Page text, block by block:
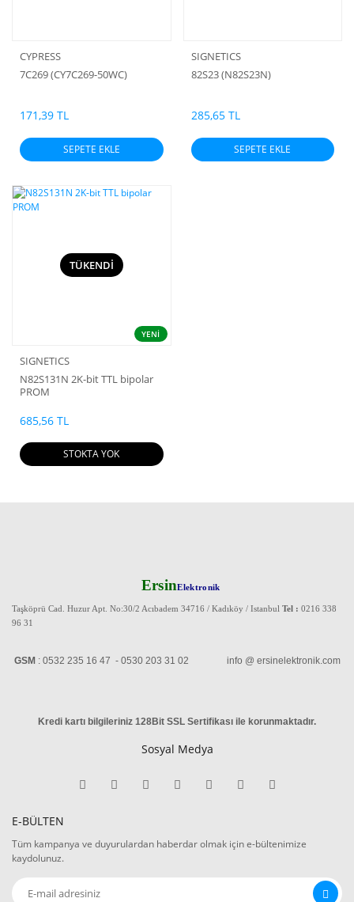
CYPRESS
7C269 (CY7C269-50WC)
171,39 TL
SEPETE EKLE
SIGNETICS
82S23 (N82S23N)
285,65 TL
SEPETE EKLE
YENİ
TÜKENDİ
SIGNETICS
N82S131N 2K-bit TTL bipolar
PROM
685,56 TL
STOKTA YOK
ErsinElektronik
Taşköprü Cad. Huzur Apt. No:30/2 Acıbadem 34716 / Kadıköy / Istanbul Tel : 0216 338
96 31
GSM : 0532 235 16 47 - 0530 203 31 02 info @ ersinelektronik.com
Kredi kartı bilgileriniz 128Bit SSL Sertifikası ile korunmaktadır.
Sosyal Medya
E-BÜLTEN
Tüm kampanya ve duyurulardan haberdar olmak için e-bültenimize
kaydolunuz.